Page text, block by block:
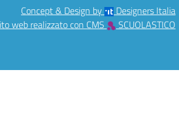
Concept & Design by
Designers Italia
web realizzato con CMS
SCUOLASTICO